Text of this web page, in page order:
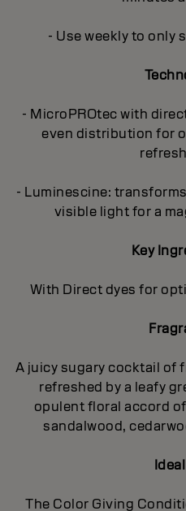
- Use weekly to only
- MicroPROtec with
even distribution for
- Luminescine:
visible light for a
Key
With Direct dyes for
A juicy sugary cocktail of
refreshed by a leafy
opulent floral accord
sandalwood,
The Color Giving